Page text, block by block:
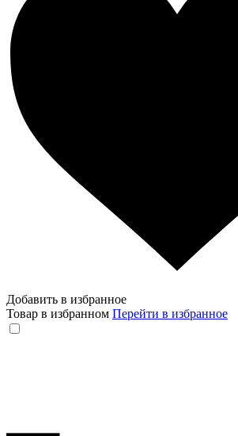
Добавить в избранное
Товар в избранном Перейти в избранное